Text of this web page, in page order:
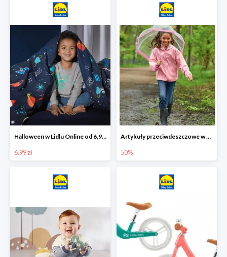
Halloween w Lidlu Online od 6,99 zł
6.99 zł
Artykuły przeciwdeszczowe w Lodilu Online do -50%
50%